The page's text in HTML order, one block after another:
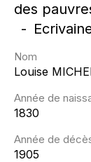
des
Nom
Louise
Année de
1830
Année de
1905